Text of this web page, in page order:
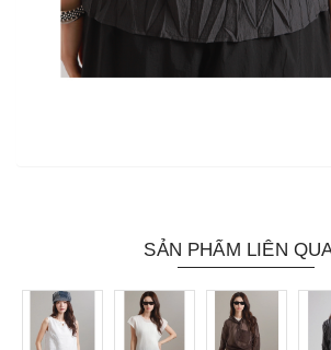
SẢN PHẨM LIÊN